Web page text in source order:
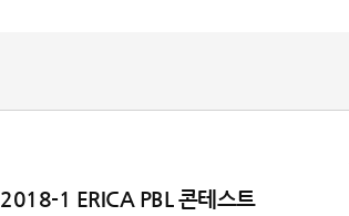
2018-1 ERICA PBL 콘테스트